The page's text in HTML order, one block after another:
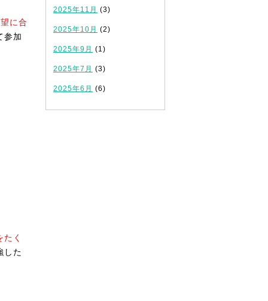
に合
参加
く
した
2025年11月 (3)
2025年10月 (2)
2025年9月 (1)
2025年7月 (3)
2025年6月 (6)